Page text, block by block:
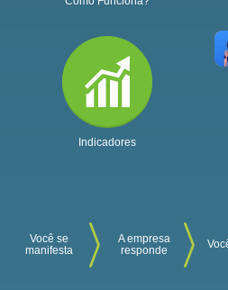
Indicadores
Você se
manifesta
A empresa
responde